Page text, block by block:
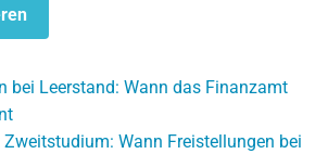
bei Leerstand: Wann das Finanzamt
Wann Freistellungen bei